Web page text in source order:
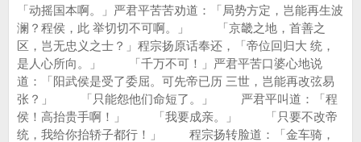
「动摇国本啊。」严君平苦苦劝道：「局势方定，岂能再生波
澜？程侯，此 举切切不可啊。」 「京畿之地，首善之
区，岂无忠义之士？」程宗扬原话奉还，「帝位回归大 统，
是人心所向。」 「千万不可！」严君平苦口婆心地说
道：「阳武侯是受了委屈。可先帝已历 三世，岂能再改弦易
张？」 「只能怨他们命短了。」 严君平叫道：「程
侯！高抬贵手啊！」 「我要成亲。」 「只要不改帝
统，我给你抬轿子都行！」 程宗扬转脸道：「金车骑，